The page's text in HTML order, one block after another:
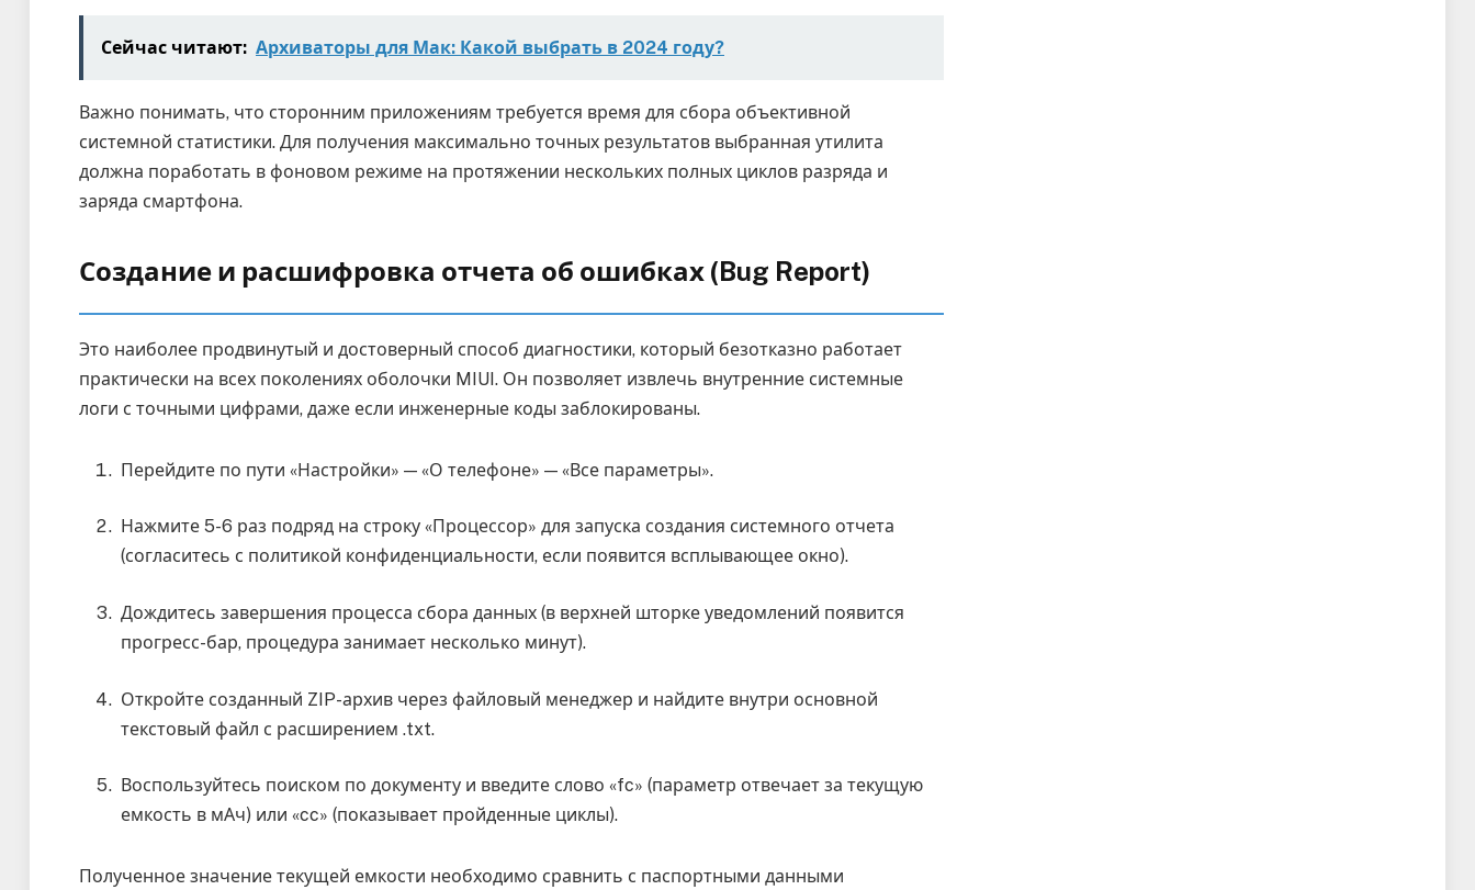
Сейчас читают: Архиваторы для Мак: Какой выбрать в 2024 году?
Важно понимать, что сторонним приложениям требуется время для сбора объективной
системной статистики. Для получения максимально точных результатов выбранная утилита
должна поработать в фоновом режиме на протяжении нескольких полных циклов разряда и
заряда смартфона.
Создание и расшифровка отчета об ошибках (Bug Report)
Это наиболее продвинутый и достоверный способ диагностики, который безотказно работает
практически на всех поколениях оболочки MIUI. Он позволяет извлечь внутренние системные
логи с точными цифрами, даже если инженерные коды заблокированы.
Перейдите по пути «Настройки» — «О телефоне» — «Все параметры».
Нажмите 5-6 раз подряд на строку «Процессор» для запуска создания системного отчета
(согласитесь с политикой конфиденциальности, если появится всплывающее окно).
Дождитесь завершения процесса сбора данных (в верхней шторке уведомлений появится
прогресс-бар, процедура занимает несколько минут).
Откройте созданный ZIP-архив через файловый менеджер и найдите внутри основной
текстовый файл с расширением .txt.
Воспользуйтесь поиском по документу и введите слово «fc» (параметр отвечает за текущую
емкость в мАч) или «cc» (показывает пройденные циклы).
Полученное значение текущей емкости необходимо сравнить с паспортными данными